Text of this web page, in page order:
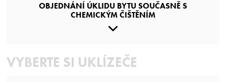
OBJEDNÁNÍ ÚKLIDU BYTU SOUČASNĚ S
CHEMICKÝM ČIŠTĚNÍM
VYBERTE SI UKLÍZEČE